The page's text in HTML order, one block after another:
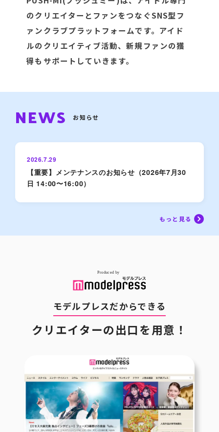
NEWS お知らせ
2026.7.29
【重要】メンテナンスのお知らせ（2026年7月30
日 14:00〜16:00）
もっと見る
モデルプレスだからできる
クリエイターの出口を用意！